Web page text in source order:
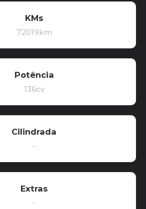
KMs
72019km
Potência
136cv
Cilindrada
-
Extras
-